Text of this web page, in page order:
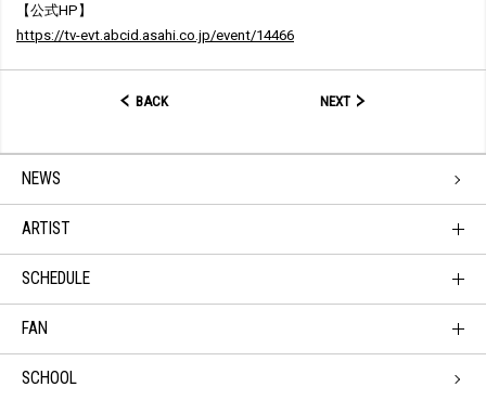
【公式HP】
https://tv-evt.abcid.asahi.co.jp/event/14466
BACK NEXT
NEWS
ARTIST
SCHEDULE
FAN
SCHOOL